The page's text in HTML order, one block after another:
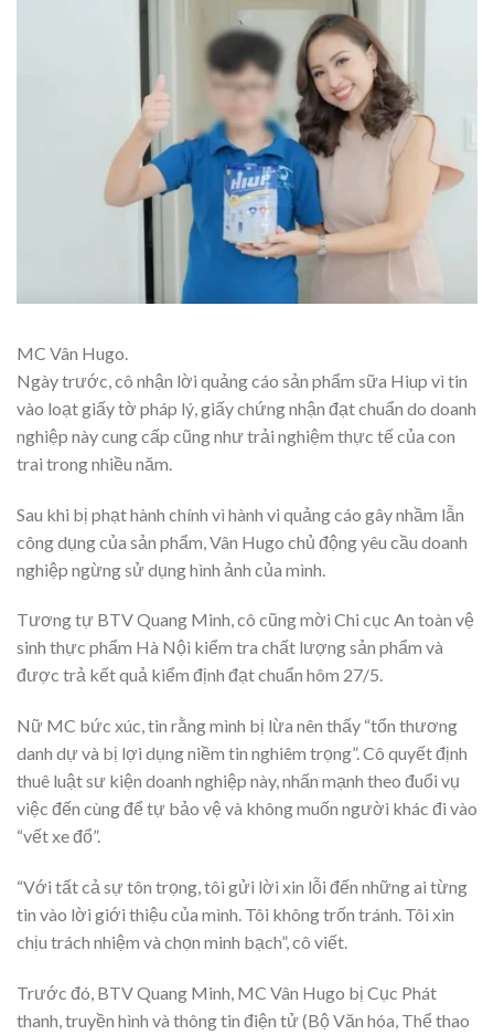
MC Vân Hugo.
Ngày trước, cô nhận lời quảng cáo sản phẩm sữa Hiup vì tin
vào loạt giấy tờ pháp lý, giấy chứng nhận đạt chuẩn do doanh
nghiệp này cung cấp cũng như trải nghiệm thực tế của con
trai trong nhiều năm.
Sau khi bị phạt hành chính vì hành vi quảng cáo gây nhầm lẫn
công dụng của sản phẩm, Vân Hugo chủ động yêu cầu doanh
nghiệp ngừng sử dụng hình ảnh của mình.
Tương tự BTV Quang Minh, cô cũng mời Chi cục An toàn vệ
sinh thực phẩm Hà Nội kiểm tra chất lượng sản phẩm và
được trả kết quả kiểm định đạt chuẩn hôm 27/5.
Nữ MC bức xúc, tin rằng mình bị lừa nên thấy “tổn thương
danh dự và bị lợi dụng niềm tin nghiêm trọng”. Cô quyết định
thuê luật sư kiện doanh nghiệp này, nhấn mạnh theo đuổi vụ
việc đến cùng để tự bảo vệ và không muốn người khác đi vào
“vết xe đổ”.
“Với tất cả sự tôn trọng, tôi gửi lời xin lỗi đến những ai từng
tin vào lời giới thiệu của mình. Tôi không trốn tránh. Tôi xin
chịu trách nhiệm và chọn minh bạch”, cô viết.
Trước đó, BTV Quang Minh, MC Vân Hugo bị Cục Phát
thanh, truyền hình và thông tin điện tử (Bộ Văn hóa, Thể thao